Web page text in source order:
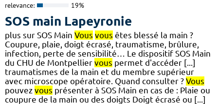
relevance: 19%
SOS main Lapeyronie
plus sur SOS Main Vous vous êtes blessé la main ?
Coupure, plaie, doigt écrasé, traumatisme, brûlure,
infection, perte de sensibilité… Le dispositif SOS Main
du CHU de Montpellier vous permet d'accéder [...]
traumatismes de la main et du membre supérieur
avec microscope opératoire. Quand consulter ? Vous
pouvez vous présenter à SOS Main en cas de : Plaie ou
coupure de la main ou des doigts Doigt écrasé ou [...]